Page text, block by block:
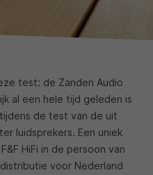
test: de Zanden Audio
al een hele tijd geleden is
de test van de uit
luidsprekers. Een uniek
HiFi in de persoon van
voor Nederland